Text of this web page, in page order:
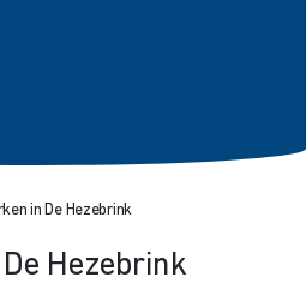
in De Hezebrink
Hezebrink